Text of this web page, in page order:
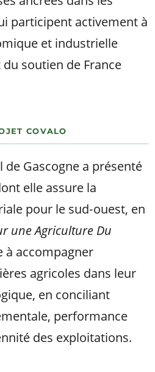
participent activement à
et industrielle
soutien de France
COVALO
de Gascogne a présenté
elle assure la
pour le sud‑ouest, en
une Agriculture Du
à accompagner
agricoles dans leur
en conciliant
performance
des exploitations.